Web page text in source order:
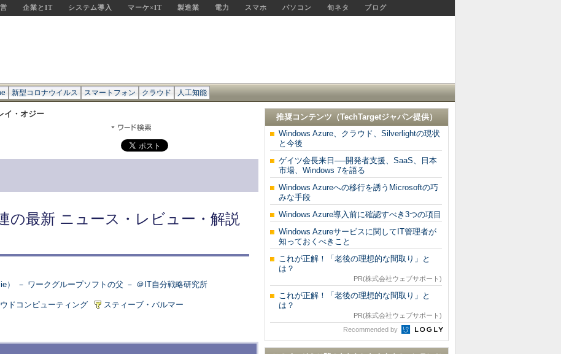
企業とIT システム導入 マーケ×IT 製造業 電力 スマホ パソコン 旬ネタ ブログ
新型コロナウイルス スマートフォン クラウド 人工知能
イ・オジー
の最新 ニュース・レビュー・解説
） － ワークグループソフトの父 － ＠IT自分戦略研究所
ドコンピューティング
スティーブ・バルマー
推奨コンテンツ（TechTargetジャパン提供）
Windows Azure、クラウド、Silverlightの現状
と今後
ゲイツ会長来日──開発者支援、SaaS、日本
市場、Windows 7を語る
Windows Azureへの移行を誘うMicrosoftの巧
みな手段
Windows Azure導入前に確認すべき3つの項目
Windows Azureサービスに関してIT管理者が
知っておくべきこと
これが正解！「老後の理想的な間取り」と
は？
PR(株式会社ウェブサポート)
これが正解！「老後の理想的な間取り」と
は？
PR(株式会社ウェブサポート)
Recommended by